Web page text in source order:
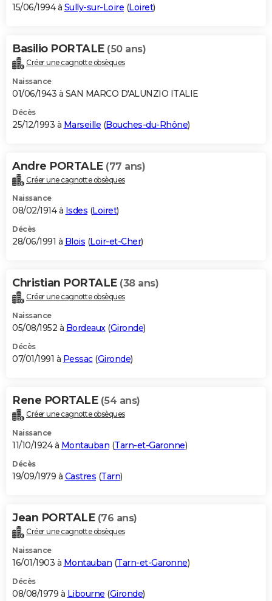
15/06/1994 à Sully-sur-Loire (Loiret)
Basilio PORTALE (50 ans)
Créer une cagnotte obsèques
Naissance
01/06/1943 à SAN MARCO D'ALUNZIO ITALIE
Décès
25/12/1993 à Marseille (Bouches-du-Rhône)
Andre PORTALE (77 ans)
Créer une cagnotte obsèques
Naissance
08/02/1914 à Isdes (Loiret)
Décès
28/06/1991 à Blois (Loir-et-Cher)
Christian PORTALE (38 ans)
Créer une cagnotte obsèques
Naissance
05/08/1952 à Bordeaux(Gironde)
Décès
07/01/1991 à Pessac(Gironde)
Rene PORTALE (54 ans)
Créer une cagnotte obsèques
Naissance
11/10/1924 à Montauban (Tarn-et-Garonne)
Décès
19/09/1979 à Castres (Tarn)
Jean PORTALE (76 ans)
Créer une cagnotte obsèques
Naissance
16/01/1903 à Montauban (Tarn-et-Garonne)
Décès
08/08/1979 à Libourne (Gironde)